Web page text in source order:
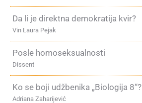
Da li je direktna demokratija kvir?
Vin Laura Pejak
Posle homoseksualnosti
Dissent
Ko se boji udžbenika „Biologija 8“?
Adriana Zaharijević